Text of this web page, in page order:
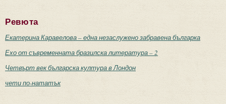
Ревюта
Екатерина Каравелова – една незаслужено забравена българка
Ехо от съвременната бразилска литература – 2
Четвърт век българска култура в Лондон
чети по-нататък